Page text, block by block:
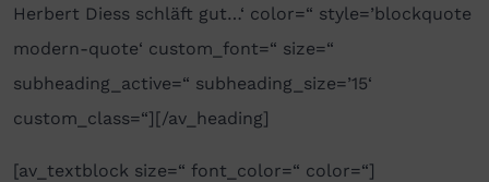
Herbert Diess schläft gut…‘ color=“ style=’blockquote
modern-quote‘ custom_font=“ size=“
subheading_active=“ subheading_size=’15‘
custom_class=“][/av_heading]
[av_textblock size=“ font_color=“ color=“]